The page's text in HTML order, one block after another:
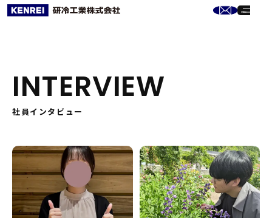
INTERVIEW
社員インタビュー